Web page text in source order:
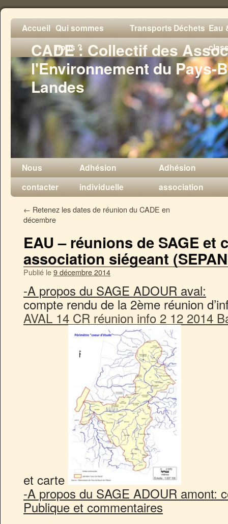
CADE : Collectif des
l'Environnement du Pays-
Landes
Accueil Qui sommes
nous ?
TransportsDéchets Eau
Nous
contacter
Adhésion
individuelle
Adhésion
association
← Retenez les dates de réunion du CADE en
décembre
EAU – réunions de SAGE et
association siégeant
Publié le9 décembre 2014
-A propos du SAGE ADOUR aval:
compte rendu de la 2ème réunion
AVAL 14 CR réunion info 2 12 2014
et carte
-A propos du SAGE ADOUR amont:
Publique et commentaires